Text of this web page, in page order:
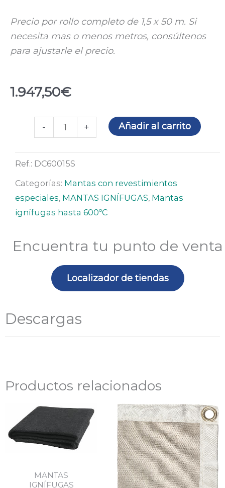
Precio por rollo completo de 1,5 x 50 m. Si
necesita mas o menos metros, consúltenos
para ajustarle el precio.
1.947,50€
-
Material
ignífugo
2
caras
silicona
(rollo
1,5
m)
cantidad
+ Añadir al carrito
Ref.: DC60015S
Categorías: Mantas con revestimientos
especiales, MANTAS IGNÍFUGAS, Mantas
ignífugas hasta 600ºC
Encuentra tu punto de venta
Localizador de tiendas
Descargas
Productos relacionados
MANTAS
IGNÍFUGAS
Rango
de
precios:
desde
hasta
Rango
de
desde
35,73€
hasta